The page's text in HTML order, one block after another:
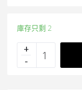
庫存只剩 2